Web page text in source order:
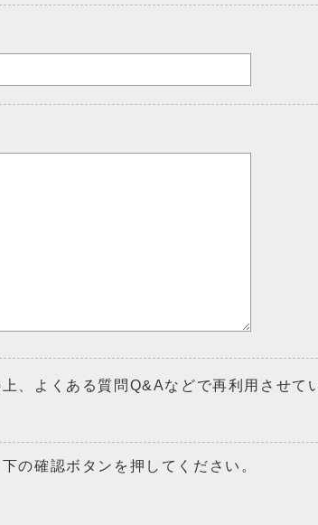
、よくある質問Q&Aなどで再利用させて
の確認ボタンを押してください。